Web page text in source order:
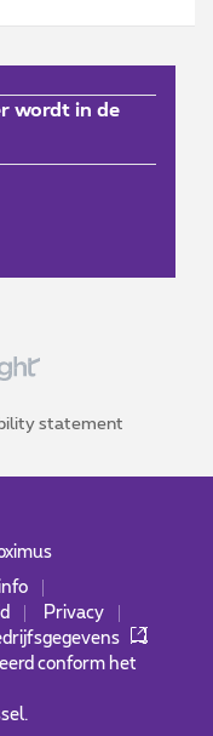
wordt in de
statement
Privacy
conform het